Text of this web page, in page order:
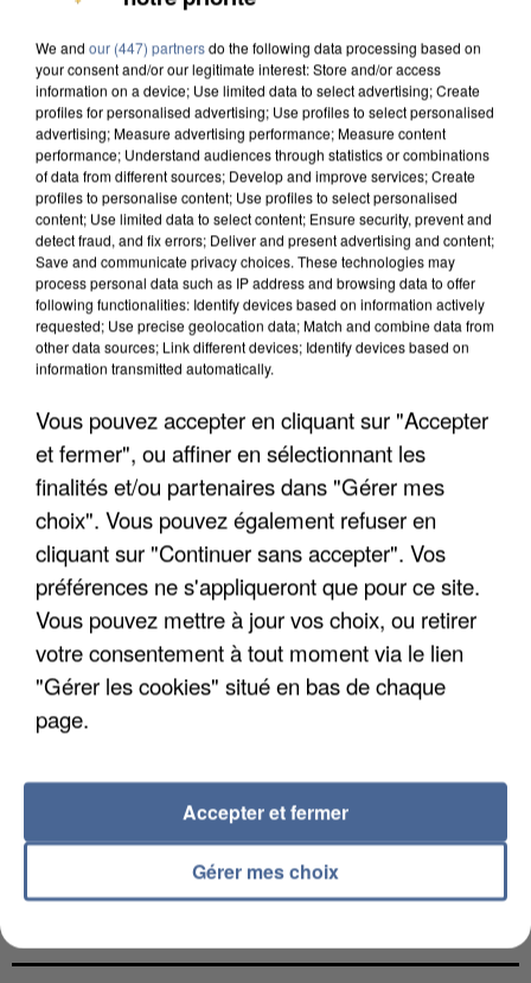
APRÈS TOUTES CES CANICULES, LES REFUGES
DE FAUNE SAUVAGE SONT...
L’UN DES FONDATEURS SUPPOSÉS DE LA DZ
MAFIA INTERPELLÉ EN ALGÉRIE
We and our (447) partnersdo the following data processing based on
your consent and/or our legitimate interest: Store and/or access
information on a device; Use limited data to select advertising; Create
profiles for personalised advertising; Use profiles to select personalised
advertising; Measure advertising performance; Measure content
performance; Understand audiences through statistics or combinations
of data from different sources; Develop and improve services; Create
profiles to personalise content; Use profiles to select personalised
content; Use limited data to select content; Ensure security, prevent and
detect fraud, and fix errors; Deliver and present advertising and content;
Save and communicate privacy choices. These technologies may
process personal data such as IP address and browsing data to offer
following functionalities: Identify devices based on information actively
requested; Use precise geolocation data; Match and combine data from
other data sources; Link different devices; Identify devices based on
information transmitted automatically.
Vous pouvez accepter en cliquant sur "Accepter
et fermer", ou affiner en sélectionnant les
finalités et/ou partenaires dans "Gérer mes
choix". Vous pouvez également refuser en
cliquant sur "Continuer sans accepter". Vos
préférences ne s'appliqueront que pour ce site.
Vous pouvez mettre à jour vos choix, ou retirer
votre consentement à tout moment via le lien
"Gérer les cookies" situé en bas de chaque
page.
Gérer mes choix
Accepter et fermer